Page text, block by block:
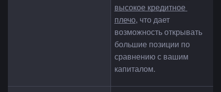
высокое кредитное
плечо, что дает
возможность открывать
большие позиции по
сравнению с вашим
капиталом.